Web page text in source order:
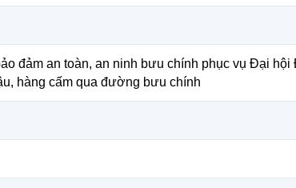
đảm an toàn, an ninh bưu chính phục vụ Đại
hàng cấm qua đường bưu chính